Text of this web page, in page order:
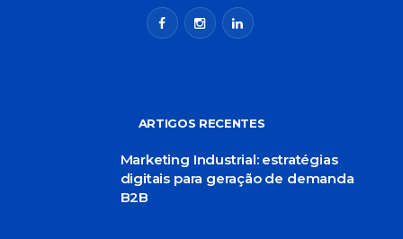
ARTIGOS RECENTES
Marketing Industrial: estratégias
digitais para geração de demanda
B2B